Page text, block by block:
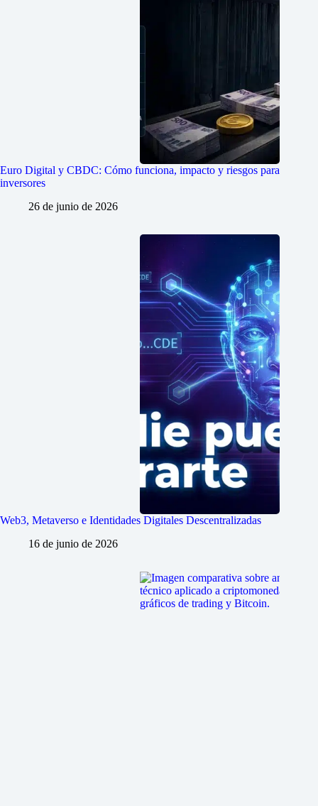
Euro Digital y CBDC: Cómo funciona, impacto y riesgos para
inversores
26 de junio de 2026
Web3, Metaverso e Identidades Digitales Descentralizadas
16 de junio de 2026